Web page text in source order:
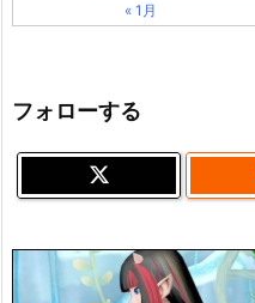
« 1月
フォローする